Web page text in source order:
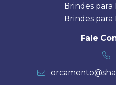
Brindes para
Brindes para
Fale